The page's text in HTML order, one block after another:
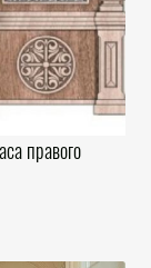
правого